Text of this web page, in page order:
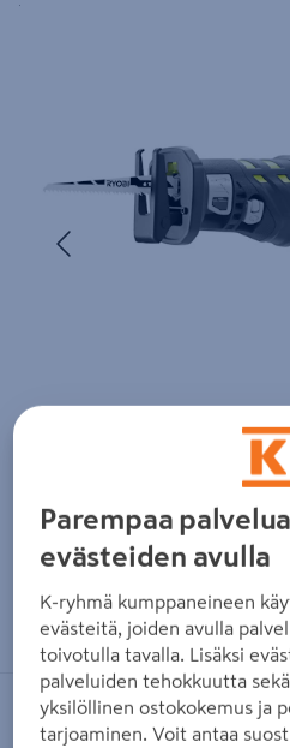
Yksityiskohtainen kuvaus
Zoomaa kuvaa
RYOBI
Parempaa palvelua
evästeiden avulla
K-ryhmä kumppaneineen
evästeitä, joiden avulla
toivotulla tavalla. Lisäksi
palveluiden tehokkuutta
yksilöllinen ostokokemus ja
tarjoaminen. Voit antaa